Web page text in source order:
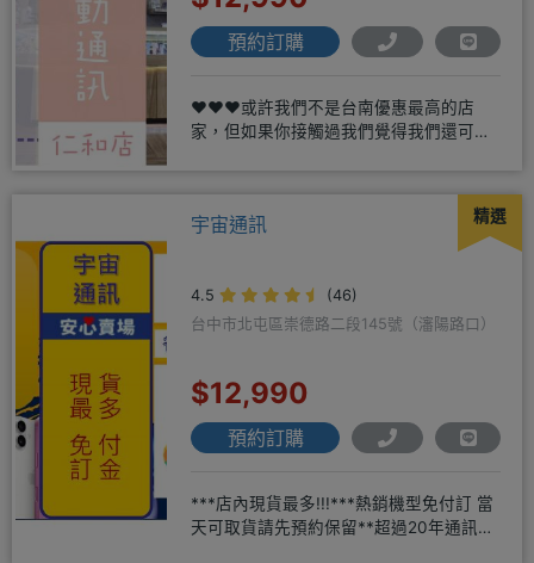
預約訂購
❤️❤️❤️或許我們不是台南優惠最高的店
家，但如果你接觸過我們覺得我們還可
精選
宇宙通訊
4.5
(46)
台中市北屯區崇德路二段145號（瀋陽路口）
$12,990
預約訂購
***店內現貨最多!!!***熱銷機型免付訂 當
天可取貨請先預約保留**超過20年通訊經